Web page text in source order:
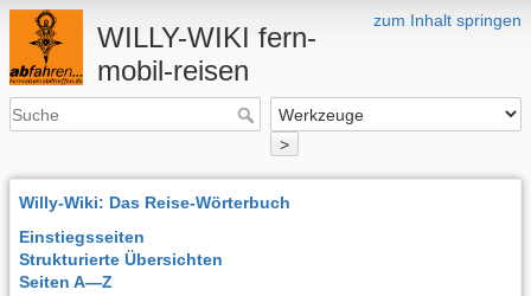
zum Inhalt springen
WILLY-WIKI fern-
mobil-reisen
>
Willy-Wiki: Das Reise-Wörterbuch
Einstiegsseiten
Strukturierte Übersichten
Seiten A—Z